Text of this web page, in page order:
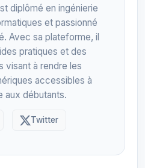
diplômé en ingénierie
et passionné
Avec sa plateforme, il
pratiques et des
visant à rendre les
accessibles à
aux débutants.
Twitter